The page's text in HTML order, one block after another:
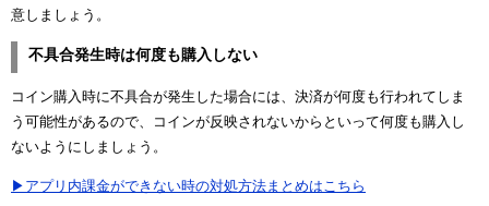
意しましょう。
不具合発生時は何度も購入しない
コイン購入時に不具合が発生した場合には、決済が何度も行われてしま
う可能性があるので、コインが反映されないからといって何度も購入し
ないようにしましょう。
▶アプリ内課金ができない時の対処方法まとめはこちら